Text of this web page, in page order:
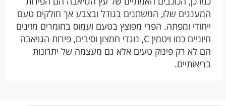
המענגים שלו, המשתנים בגודל ובצבע אך חולקים טעם
ייחודי ומפתה. הפרי מפוצץ בטעם ועמוס בחומרים מזינים
חיוניים כמו ויטמין C, נוגדי חמצון וסיבים, פירות הגויאבה
הם לא רק פינוק טעים אלא גם מעצמה של יתרונות
בריאותיים.